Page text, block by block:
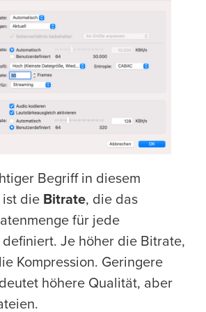
Begriff in diesem
ist die Bitrate, die das
für jede
Je höher die Bitrate,
Kompression. Geringere
höhere Qualität, aber